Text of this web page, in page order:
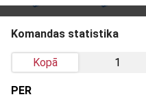
Komandas statistika
Kopā 1
PER